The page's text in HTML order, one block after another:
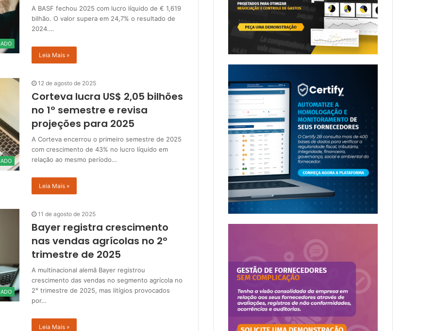
A BASF fechou 2025 com lucro líquido de € 1,619
bilhão. O valor supera em 24,7% o resultado de
2024.…
Leia Mais »
12 de agosto de 2025
Corteva lucra US$ 2,05 bilhões
no 1º semestre e revisa
projeções para 2025
A Corteva encerrou o primeiro semestre de 2025
com crescimento de 43% no lucro líquido em
relação ao mesmo período…
Leia Mais »
11 de agosto de 2025
Bayer registra crescimento
nas vendas agrícolas no 2º
trimestre de 2025
A multinacional alemã Bayer registrou
crescimento das vendas no segmento agrícola no
2° trimestre de 2025, mas litígios provocados
por…
Leia Mais »